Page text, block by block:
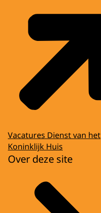
Vacatures Dienst van het
Koninklijk Huis
Over deze site